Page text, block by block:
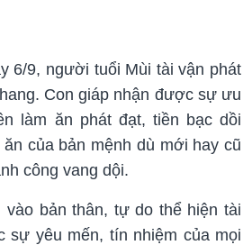
6/9, người tuổi Mùi tài vận phát
Con giáp nhận được sự ưu
làm ăn phát đạt, tiền bạc dồi
của bản mệnh dù mới hay cũ
công vang dội.
bản thân, tự do thể hiện tài
sự yêu mến, tín nhiệm của mọi